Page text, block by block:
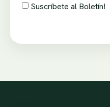
Suscríbete al Boletín!